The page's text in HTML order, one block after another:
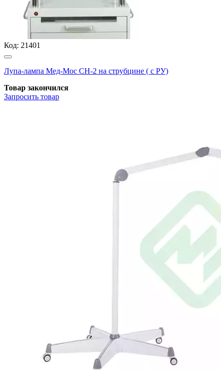
Код: 21401
Лупа-лампа Мед-Мос СН-2 на струбцине ( с РУ)
Товар закончился
Запросить товар